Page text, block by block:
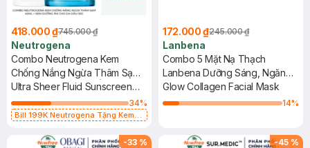
418.000 ₫745.000 ₫
Neutrogena
Combo Neutrogena Kem
Chống Nắng Ngừa Thâm Sạm
40ml + Kem Dưỡng Ẩm Cho Da
Dầu 50g
Ultra Sheer Fluid Sunscreen
Age Shield SPF50 Broad
Spectrum PA+++ + Hydro
34%
Bill 199K Neutrogena Tặng Kem
172.000 ₫245.000 ₫
Lanbena
Combo 5 Mặt Nạ Thạch
Lanbena Dưỡng Sáng, Ngăn
Lão Hoá 34g
Glow Collagen Facial Mask
14%
-33 % -45 %